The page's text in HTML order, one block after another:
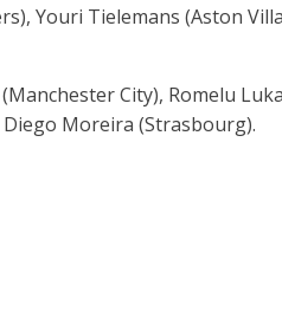
Youri Tielemans (Aston
City), Romelu
Diego Moreira (Strasbourg).